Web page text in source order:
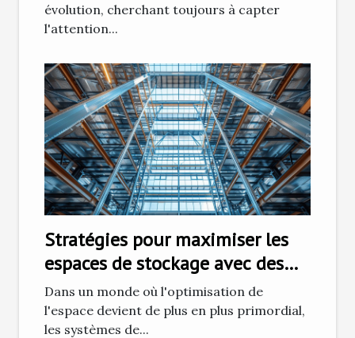
évolution, cherchant toujours à capter
l'attention...
Stratégies pour maximiser les
espaces de stockage avec des
systèmes de rayonnage
modulaires
Dans un monde où l'optimisation de
l'espace devient de plus en plus primordial,
les systèmes de...